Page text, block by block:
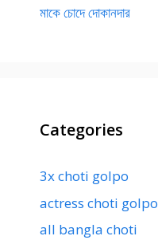
মাকে চোদে দোকানদার
Categories
3x choti golpo
actress choti golpo
all bangla choti